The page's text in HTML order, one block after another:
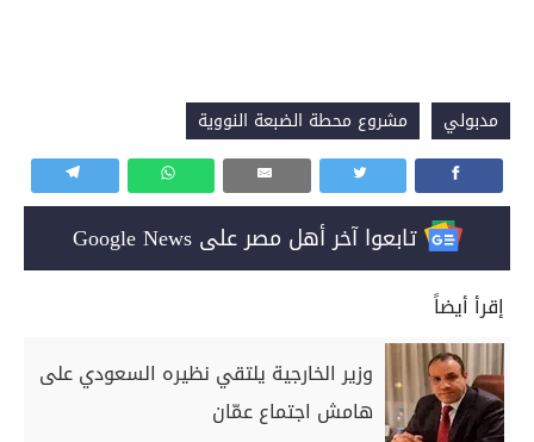
مدبولي مشروع محطة الضبعة النووية
تابعوا آخر أهل مصر على Google News
إقرأ أيضاً
وزير الخارجية يلتقي نظيره السعودي على
هامش اجتماع عمّان